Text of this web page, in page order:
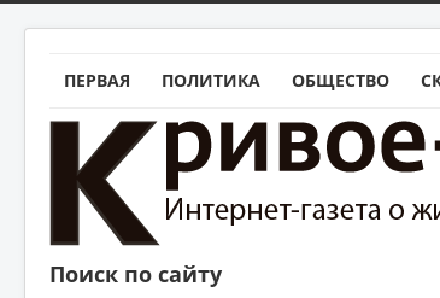
ПЕРВАЯ ПОЛИТИКА ОБЩЕСТВО
Поиск по сайту